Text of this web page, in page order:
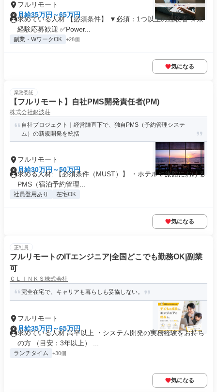
フルリモート
月給35万円～65万円
求めている人材 【必須条件】 ▼必須：1つ以上の経験者 ☆未
経験応募歓迎 ✅Power...
副業・WワークOK +28個
気になる
業務委託
【フルリモート】自社PMS開発責任者(PM)
株式会社銀波荘
自社プロジェクト｜経営陣直下で、独自PMS（予約管理システ
ム）の新規開発を統括
フルリモート
月給30万円～50万円
求める人材: 【必須条件（MUST）】 ・ホテルや旅館における
PMS（宿泊予約管理...
社員登用あり 在宅OK
気になる
正社員
フルリモートのITエンジニア|全国どこでも勤務OK|副業
可
ＣＬＩＮＫＳ株式会社
完全在宅で、キャリアも暮らしも妥協しない。
フルリモート
月給35万円～65万円
求めている人材 高卒以上 ・システム開発の実務経験をお持ち
の方 （目安：3年以上） ...
ランチタイム +30個
気になる